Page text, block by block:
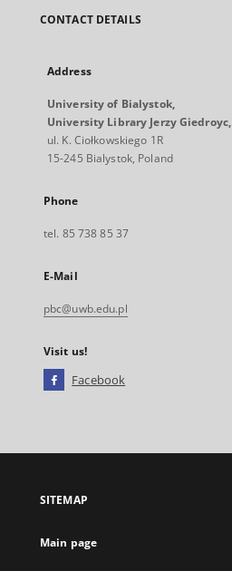
CONTACT DETAILS
Address
University of Bialystok,
University Library Jerzy Giedroyc,
ul. K. Ciołkowskiego 1R
15-245 Bialystok, Poland
Phone
tel. 85 738 85 37
E-Mail
pbc@uwb.edu.pl
Visit us!
Facebook
open
new
SITEMAP
Main page